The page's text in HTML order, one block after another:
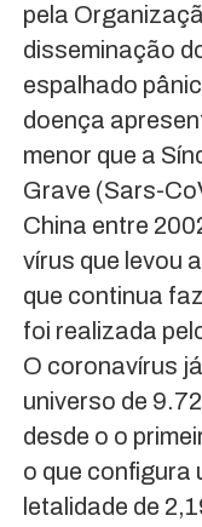
pela
disseminação
espalhado
doença
menor que a
Grave (Sars-
China entre
vírus que levou
que continua
foi realizada
O coronavírus
universo de
desde o o
o que configura
letalidade de